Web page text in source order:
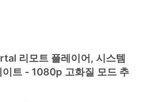
리모트 플레이어, 시스템
이트 - 1080p 고화질 모드 추